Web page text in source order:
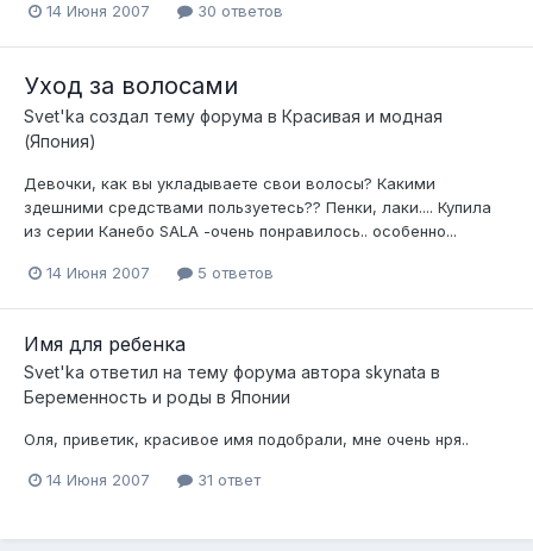
14 Июня 2007 30 ответов
Уход за волосами
Svet'ka создал тему форума в Красивая и модная
(Япония)
Девочки, как вы укладываете свои волосы? Какими
здешними средствами пользуетесь?? Пенки, лаки.... Купила
из серии Канебо SALA -очень понравилось.. особенно...
14 Июня 2007 5 ответов
Имя для ребенка
Svet'ka ответил на тему форума автора skynata в
Беременность и роды в Японии
Оля, приветик, красивое имя подобрали, мне очень нря..
14 Июня 2007 31 ответ